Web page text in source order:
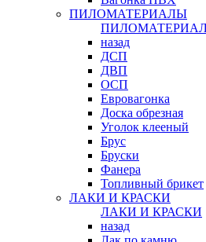
ПИЛОМАТЕРИАЛЫ
назад
ДСП
ДВП
ОСП
Евровагонка
Доска обрезная
Уголок клееный
Брус
Бруски
Фанера
Топливный брикет
ЛАКИ И КРАСКИ
ЛАКИ И КРАСКИ
назад